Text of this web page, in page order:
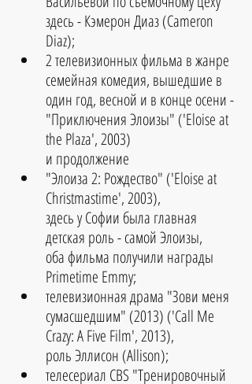
здесь - Кэмерон Диаз (Cameron
Diaz);
2 телевизионных фильма в жанре
семейная комедия, вышедшие в
один год, весной и в конце осени -
"Приключения Элоизы" ('Eloise at
the Plaza', 2003)
и продолжение
"Элоиза 2: Рождество" ('Eloise at
Christmastime', 2003),
здесь у Софии была главная
детская роль - самой Элоизы,
оба фильма получили награды
Primetime Emmy;
телевизионная драма "Зови меня
сумасшедшим" (2013) ('Call Me
Crazy: A Five Film', 2013),
роль Эллисон (Allison);
телесериал CBS "Тренировочный